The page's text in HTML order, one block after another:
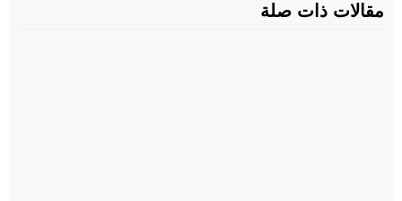
مقالات ذات صلة